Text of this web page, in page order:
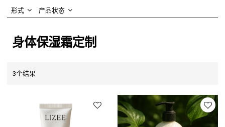
形式
产品状态
身体保湿霜定制
3个结果